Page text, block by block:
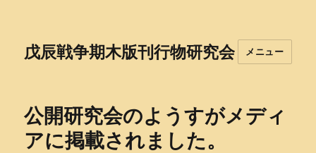
戊辰戦争期木版刊行物研究会 メニュー
公開研究会のようすがメディ
アに掲載されました。